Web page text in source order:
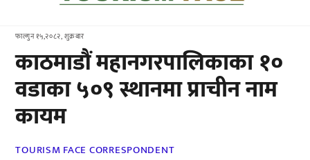
फाल्गुन १५,२०८२, शुक्रबार
काठमाडौं महानगरपालिकाका १०
वडाका ५०९ स्थानमा प्राचीन नाम
कायम
TOURISM FACE CORRESPONDENT